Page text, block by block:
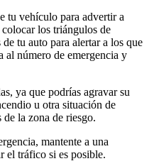
tu vehículo para advertir a
los triángulos de
tu auto para alertar a los que
al número de emergencia y
ya que podrías agravar su
u otra situación de
la zona de riesgo.
mantente a una
el tráfico si es posible.